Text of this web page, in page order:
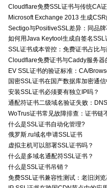
Cloudflare免费SSL证书与传统CA
Microsoft Exchange 2013 生成
Sectigo与PositiveSSL差异：同品
如何用Java Keytool生成自签名SSL
SSL证书成本管控：免费证书占比
Cloudflare免费证书与Caddy服务器
EV SSL证书的验证标准：CA/
国密SSL证书在国产数据库加密通
安装SSL证书必须要有独立IP吗？
通配符证书二级域名验证失败：
WoTrus证书常见故障排查：证书链
什么是SSL证书自动化管理?
俄罗斯.ru域名申请SSL证书
虚拟主机可以部署SSL证书吗？
什么是多域名通配符SSL证书？
什么是SSL证书吊销？
免费SSL证书兼容性测试：老旧浏